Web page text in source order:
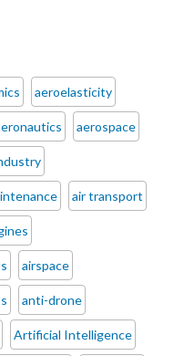
aeroelasticity
aerospace
air transport
airspace
anti-drone
Artificial Intelligence